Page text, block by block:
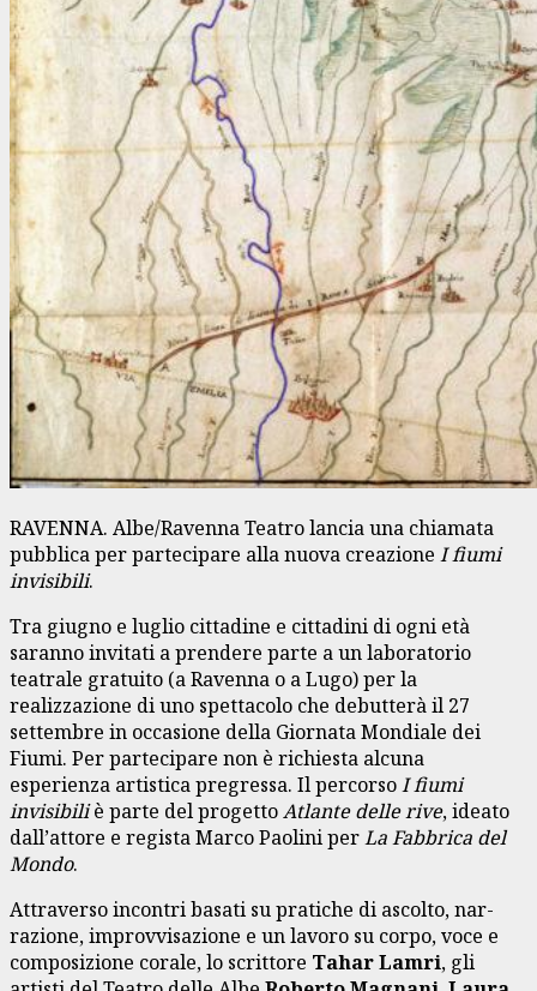
RAVENNA. Albe/Ravenna Teatro lancia una chiamata
pubblica per partecipare alla nuova creazione I fiumi
invisibili.
Tra giugno e luglio cittadine e cittadini di ogni età
saranno invitati a prendere parte a un laboratorio
teatrale gratuito (a Ravenna o a Lugo) per la
realizzazione di uno spettacolo che debutterà il 27
settembre in occasione della Giornata Mondiale dei
Fiumi. Per partecipare non è richiesta alcuna
esperienza artistica pregressa. Il percorsoI fiumi
invisibiliè parte del progettoAtlante delle rive, ideato
dall’attore e regista Marco Paolini perLa Fabbrica del
Mondo.
Attraverso incontri basati su pratiche di ascolto, nar-
razione, improvvisazione e un lavoro su corpo, voce e
composizione corale, lo scrittore Tahar Lamri, gli